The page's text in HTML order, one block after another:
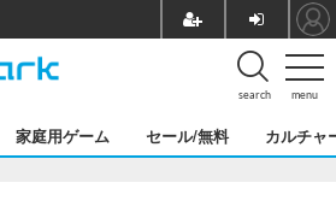
menu
search
家庭用ゲーム セール/無料 カルチャ